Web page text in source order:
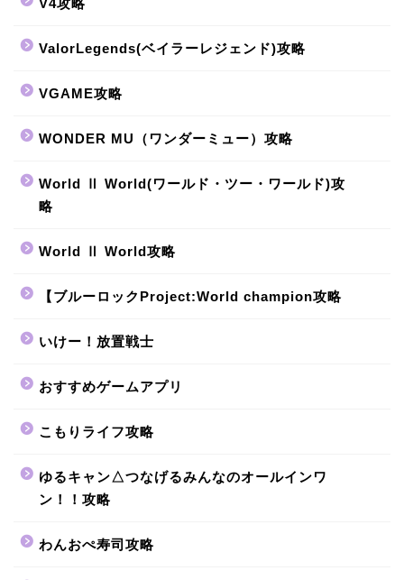
ValorLegends(ベイラーレジェンド)攻略
VGAME攻略
WONDER MU（ワンダーミュー）攻略
World Ⅱ World(ワールド・ツー・ワールド)攻
略
World Ⅱ World攻略
【ブルーロックProject:World champion攻略
いけー！放置戦士
おすすめゲームアプリ
こもりライフ攻略
ゆるキャン△つなげるみんなのオールインワ
ン！！攻略
わんおぺ寿司攻略